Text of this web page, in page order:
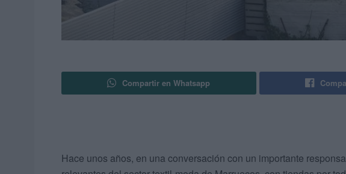
Compartir en Whatsapp
Hace unos años, en una conversación con un importante